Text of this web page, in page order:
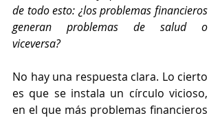
de todo esto: ¿los problemas financieros
generan problemas de salud o
viceversa?
No hay una respuesta clara. Lo cierto
es que se instala un círculo vicioso,
en el que más problemas financieros